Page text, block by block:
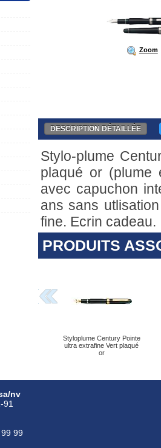
Zoom
DESCRIPTION DÉTAILLÉE
Stylo-plume
plaqué or (plume
avec capuchon
ans sans
fine. Ecrin cadeau.
PRODUITS
Styloplume Century Pointe
ultra extrafine Vert plaqué
or
nv
91
99